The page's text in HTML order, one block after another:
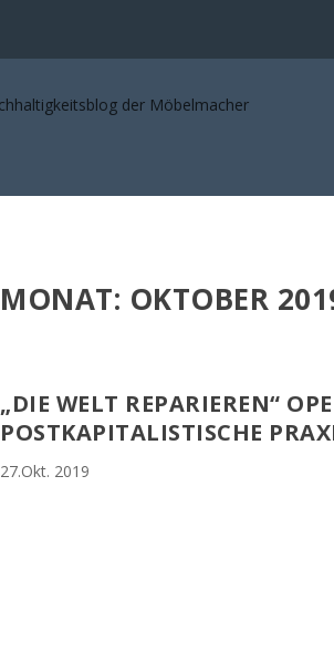
MONAT: OKTOBER
„DIE WELT REPARIEREN“
POSTKAPITALISTISCHE
27.Okt. 2019